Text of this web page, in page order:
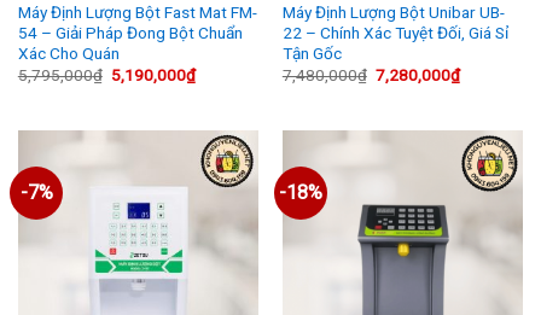
Máy Định Lượng Bột Fast Mat FM-
54 – Giải Pháp Đong Bột Chuẩn
Xác Cho Quán
5,795,000₫ Giá
gốc
5,190,000₫Giá
hiện
5,190,000₫.
Máy Định Lượng Bột Unibar UB-
22 – Chính Xác Tuyệt Đối, Giá Sỉ
Tận Gốc
7,480,000₫ Giá
gốc
7,280,000₫Giá
hiện
-7% -18%